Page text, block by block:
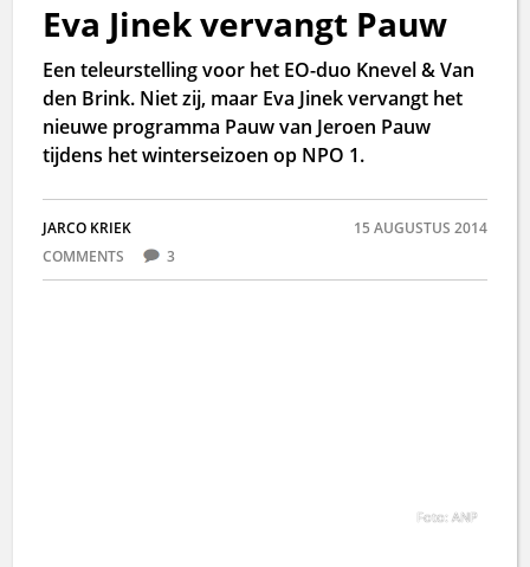
Eva Jinek vervangt Pauw
Een teleurstelling voor het EO-duo Knevel & Van
den Brink. Niet zij, maar Eva Jinek vervangt het
nieuwe programma Pauw van Jeroen Pauw
tijdens het winterseizoen op NPO 1.
JARCO KRIEK
15 AUGUSTUS 2014
COMMENTS
3
Foto: ANP